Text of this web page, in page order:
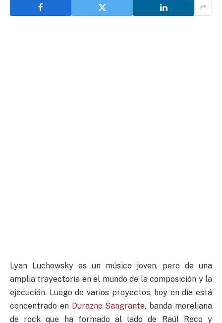
Lyan Luchowsky es un músico joven, pero de una
amplia trayectoria en el mundo de la composición y la
ejecución. Luego de varios proyectos, hoy en día está
concentrado en Durazno Sangrante, banda moreliana
de rock que ha formado al lado de Raúl Reco y